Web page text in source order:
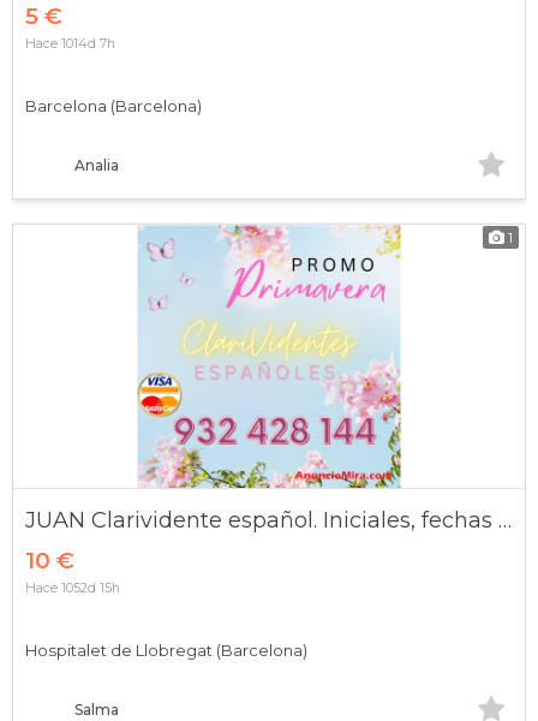
5 €
Analia
Barcelona (Barcelona)
Hace 1014d 7h
1
JUAN Clarividente español. Iniciales, fechas exactas
10 €
Salma
Hospitalet de Llobregat (Barcelona)
Hace 1052d 15h